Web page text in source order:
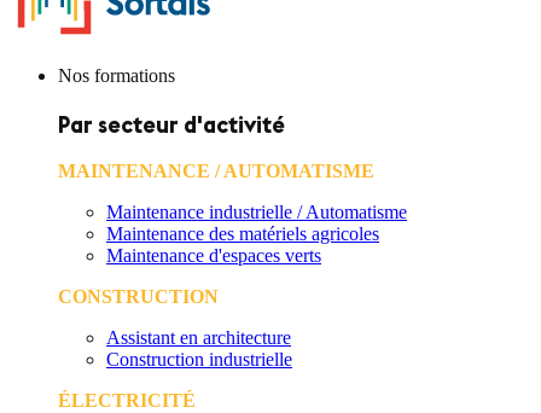
Nos formations
Par secteur d'activité
MAINTENANCE / AUTOMATISME
Maintenance industrielle / Automatisme
Maintenance des matériels agricoles
Maintenance d'espaces verts
CONSTRUCTION
Assistant en architecture
Construction industrielle
ÉLECTRICITÉ